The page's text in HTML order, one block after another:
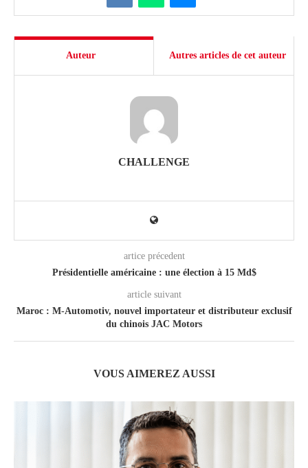
Auteur Autres articles de cet auteur
CHALLENGE
artice précedent
Présidentielle américaine : une élection à 15 Md$
article suivant
Maroc : M-Automotiv, nouvel importateur et distributeur exclusif
du chinois JAC Motors
VOUS AIMEREZ AUSSI